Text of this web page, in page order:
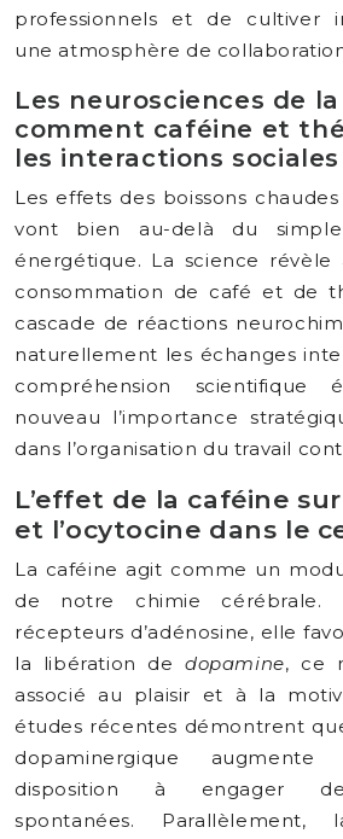
professionnels et de cultiver
une atmosphère de
Les neurosciences de
comment caféine et
les interactions sociales
Les effets des boissons
vont bien au-delà du
énergétique. La science révèle
consommation de café et de
cascade de réactions
naturellement les échanges
compréhension scientifique
nouveau l’importance
dans l’organisation du travail
L’effet de la caféine
et l’ocytocine dans le
La caféine agit comme un
de notre chimie cérébrale.
récepteurs d’adénosine, elle
la libération dedopamine, ce
associé au plaisir et à la
études récentes démontrent
dopaminergique
disposition à engager
spontanées. Parallèlement,